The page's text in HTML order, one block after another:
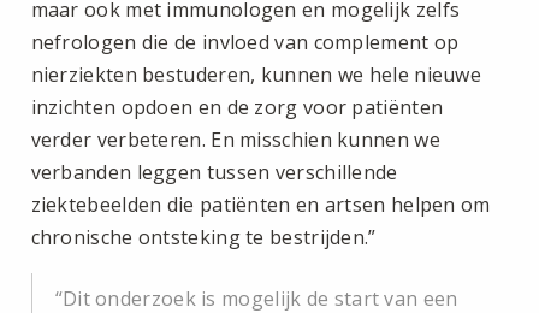
maar ook met immunologen en mogelijk zelfs
nefrologen die de invloed van complement op
nierziekten bestuderen, kunnen we hele nieuwe
inzichten opdoen en de zorg voor patiënten
verder verbeteren. En misschien kunnen we
verbanden leggen tussen verschillende
ziektebeelden die patiënten en artsen helpen om
chronische ontsteking te bestrijden.”
Dit onderzoek is mogelijk de start van een